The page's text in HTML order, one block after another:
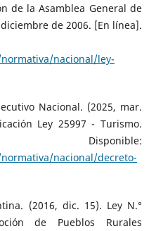
de la Asamblea General de
de 2006. [En línea].
nacional/ley-
Nacional. (2025, mar.
Ley 25997 - Turismo.
nacional/decreto-
(2016, dic. 15). Ley N.°
de Pueblos Rurales